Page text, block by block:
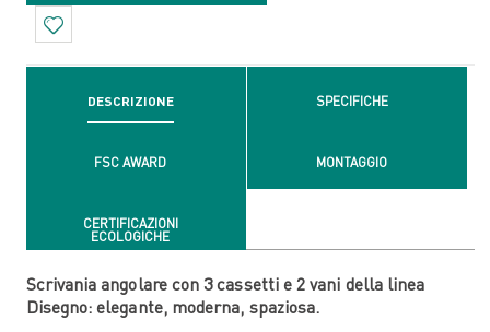
DESCRIZIONE SPECIFICHE
FSC AWARD MONTAGGIO
CERTIFICAZIONI
ECOLOGICHE
Scrivania angolare con 3 cassetti e 2 vani della linea
Disegno: elegante, moderna, spaziosa.